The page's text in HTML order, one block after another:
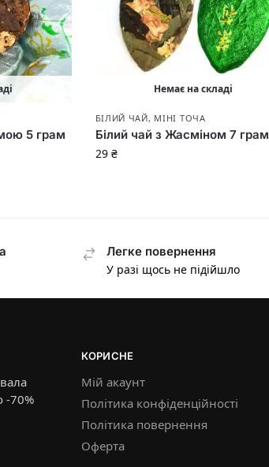
5 грам
Немає на складі
БІЛИЙ ЧАЙ, МІНІ ТОЧА
Білий чай з Жасміном 7 грам
29 ₴
Легке повернення
У разі щось не підійшло
-70%
КОРИСНЕ
Мій акаунт
Політика конфіденційності
Політика повернення
Оферта